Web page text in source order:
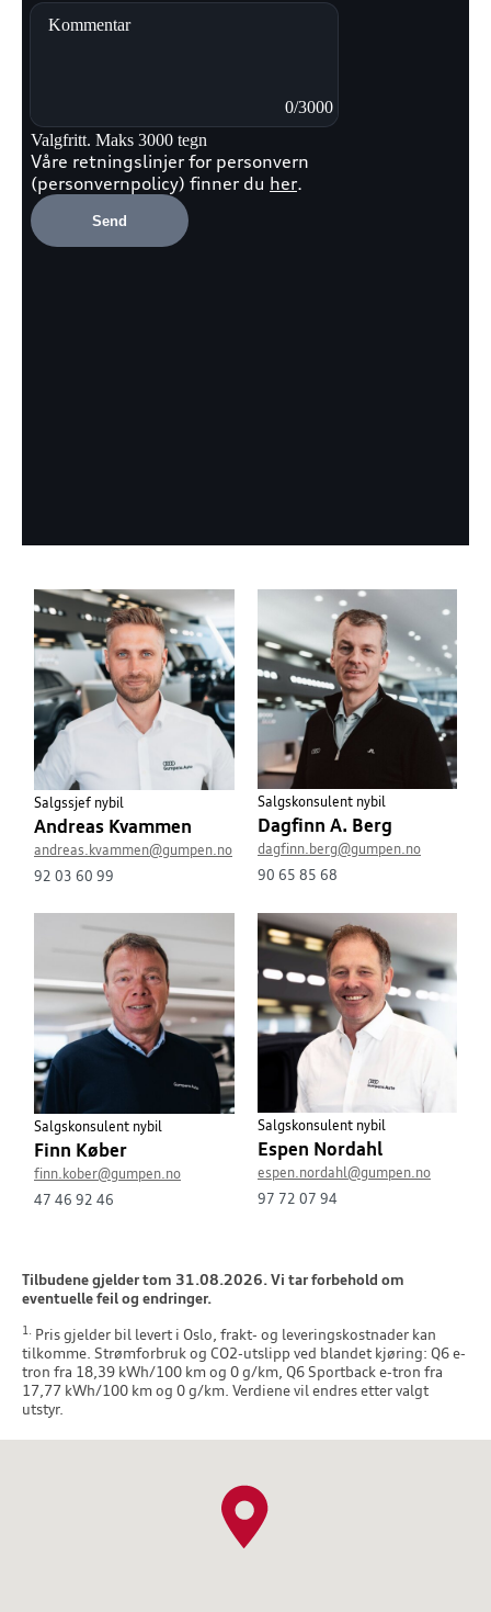
Salgssjef nybil
Andreas Kvammen
andreas.kvammen@gumpen.no
92 03 60 99
Salgskonsulent nybil
Dagfinn A. Berg
dagfinn.berg@gumpen.no
90 65 85 68
Salgskonsulent nybil
Finn Køber
finn.kober@gumpen.no
47 46 92 46
Salgskonsulent nybil
Espen Nordahl
espen.nordahl@gumpen.no
97 72 07 94
Tilbudene gjelder tom 31.08.2026. Vi tar forbehold om
eventuelle feil og endringer.
1. Pris gjelder bil levert i Oslo, frakt- og leveringskostnader kan
tilkomme. Strømforbruk og CO2-utslipp ved blandet kjøring: Q6 e-
tron fra 18,39 kWh/100 km og 0 g/km, Q6 Sportback e-tron fra
17,77 kWh/100 km og 0 g/km. Verdiene vil endres etter valgt
utstyr.